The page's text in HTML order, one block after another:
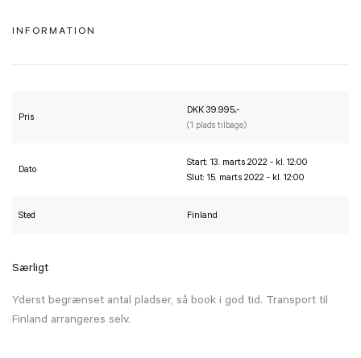
INFORMATION
Pris
DKK 39.995,-
(1 plads tilbage)
Dato
Start: 13. marts 2022 - kl. 12:00
Slut: 15. marts 2022 - kl. 12:00
Sted Finland
Særligt
Yderst begrænset antal pladser, så book i god tid. Transport til
Finland arrangeres selv.